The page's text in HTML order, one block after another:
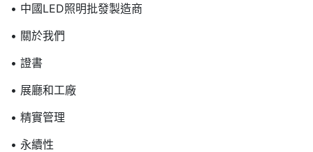
• 中國LED照明批發製造商
• 關於我們
• 證書
• 展廳和工廠
• 精實管理
• 永續性